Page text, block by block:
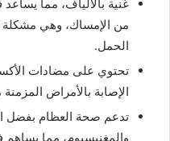
غنية بالألياف، مما
من الإمساك، وهي مشكلة
الحمل.
تحتوي على مضادات
الإصابة بالأمراض
تدعم صحة العظام بفضل
والمغنيسيوم، مما